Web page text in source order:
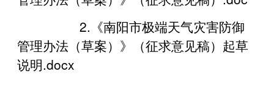
2.《南阳市极端天气灾害防御
管理办法（草案）》（征求意见稿）起草
说明.docx